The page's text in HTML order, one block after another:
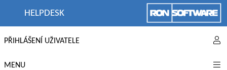
HELPDESK
PŘIHLÁŠENÍ UŽIVATELE
MENU